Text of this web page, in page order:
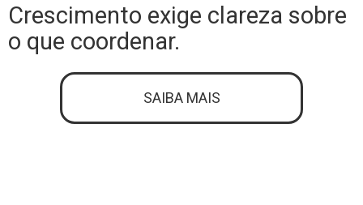
Crescimento exige clareza sobre
o que coordenar.
SAIBA MAIS